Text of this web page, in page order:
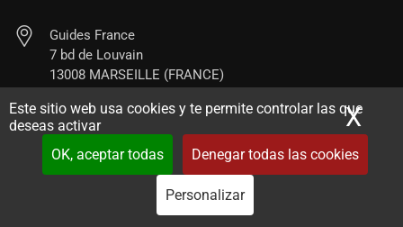
Este sitio web usa cookies y te permite controlar las que
deseas activar
OK, aceptar todas
Denegar todas las cookies
Personalizar
X
Guides France
7 bd de Louvain
13008 MARSEILLE (FRANCE)
+33744750411
contact@guides-france.com